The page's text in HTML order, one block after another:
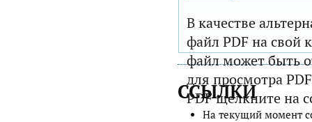
В качестве
файл PDF на свой
файл может быть
для просмотра
PDF щелкните на
ССЫЛКИ
На текущий момент